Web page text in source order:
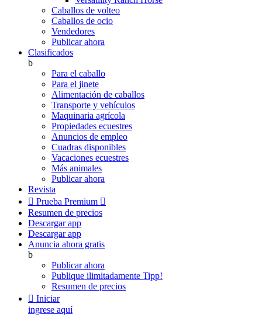
Caballos de volteo
Caballos de ocio
Vendedores
Publicar ahora
Clasificados
b
Para el caballo
Para el jinete
Alimentación de caballos
Transporte y vehículos
Maquinaria agrícola
Propiedades ecuestres
Anuncios de empleo
Cuadras disponibles
Vacaciones ecuestres
Más animales
Publicar ahora
Revista
 Prueba Premium 
Resumen de precios
Descargar app
Descargar app
Anuncia ahora gratis
b
Publicar ahora
Publique ilimitadamente Tipp!
Resumen de precios
 Iniciar
ingrese aquí